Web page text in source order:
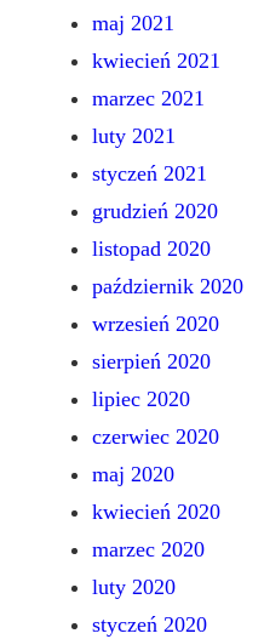
maj 2021
kwiecień 2021
marzec 2021
luty 2021
styczeń 2021
grudzień 2020
listopad 2020
październik 2020
wrzesień 2020
sierpień 2020
lipiec 2020
czerwiec 2020
maj 2020
kwiecień 2020
marzec 2020
luty 2020
styczeń 2020